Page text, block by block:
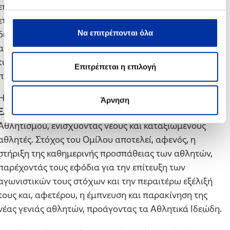
Να επιτρέπονται όλα
Επιτρέπεται η επιλογή
Άρνηση
κεντρικό πρατήριο της
του Ομίλου- στην Κηφισιά, όπου παρέλαβε
της εταιρείας και πραγματοποίησε
με καύσιμα κίνησης σε οχήματα
οδηγών που επισκέφτηκαν το εν λόγω
συνεργασία αυτή αναδεικνύει την αρωγή του Ομίλου
ΠΕΤΡΕΛΑΙΑστην ανάπτυξη του ελληνικού
ενισχύοντας νέους και καταξιωμένους
Στόχος του Ομίλου αποτελεί, αφενός, η
της καθημερινής προσπάθειας των αθλητών,
τους εφόδια για την επίτευξη των
τους στόχων και την περαιτέρω εξέλιξή
και, αφετέρου, η έμπνευση και παρακίνηση της
γενιάς αθλητών, προάγοντας τα Αθλητικά Ιδεώδη.